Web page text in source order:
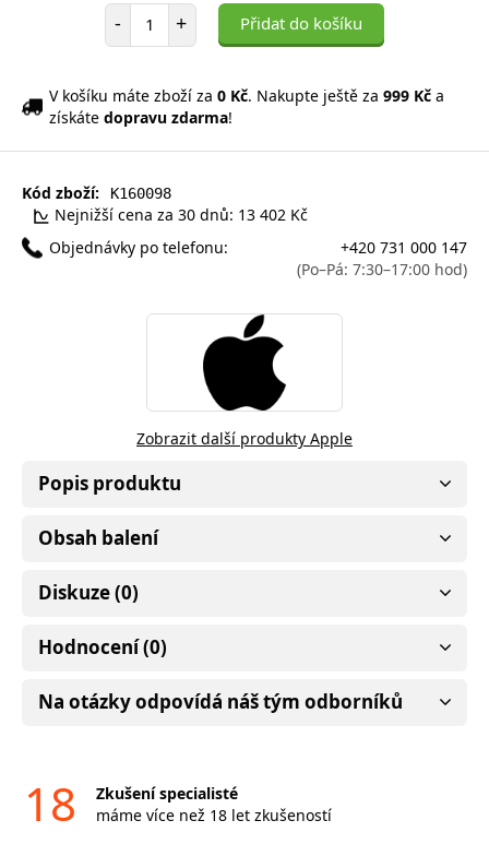
- Počet položek
+ Přidat do košíku
V košíku máte zboží za 0 Kč. Nakupte ještě za 999 Kč a
získáte dopravu zdarma!
Kód zboží: K160098
Nejnižší cena za 30 dnů: 13 402 Kč
Objednávky po telefonu:
+420 731 000 147
(Po–Pá: 7:30–17:00 hod)
Zobrazit další produkty Apple
Popis produktu
Obsah balení
Diskuze (0)
Hodnocení (0)
Na otázky odpovídá náš tým odborníků
18
Zkušení specialisté
máme více než 18 let zkušeností